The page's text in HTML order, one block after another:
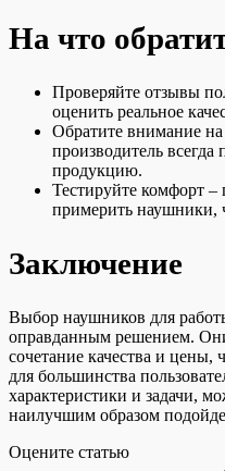
На что
Проверяйте отзывы
оценить реальное
Обратите внимание
производитель всегда
продукцию.
Тестируйте комфорт –
примерить наушники,
Заключение
Выбор наушников для
оправданным решением.
сочетание качества и
для большинства
характеристики и задачи,
наилучшим образом
Оцените статью